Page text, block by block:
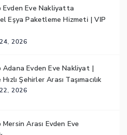
Evden Eve Nakliyatta
Eşya Paketleme Hizmeti | VIP
2026
Adana Evden Eve Nakliyat |
Şehirler Arası Taşımacılık
2026
Arası Evden Eve